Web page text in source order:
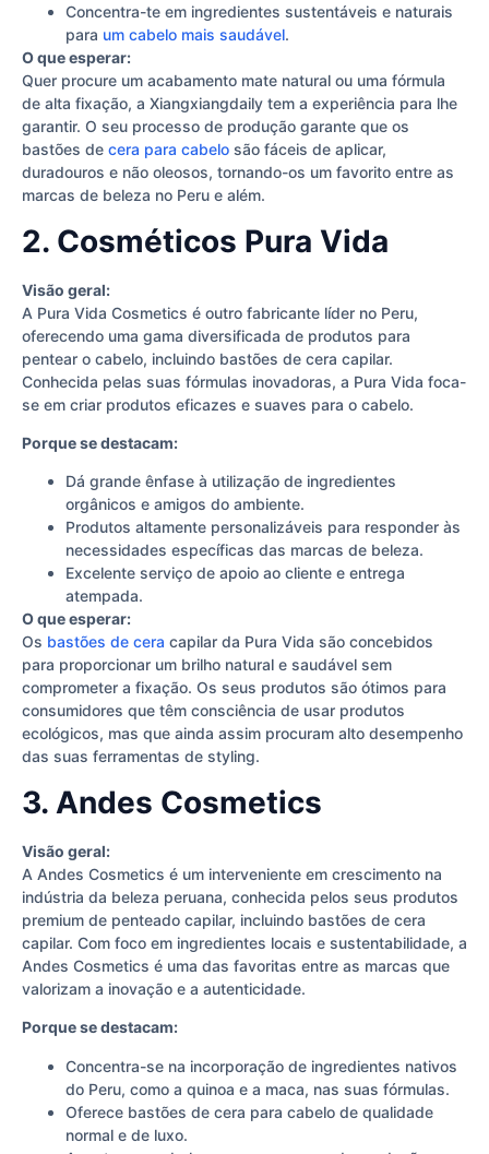
Concentra-te em ingredientes sustentáveis e naturais
para um cabelo mais saudável.
O que esperar:
Quer procure um acabamento mate natural ou uma fórmula
de alta fixação, a Xiangxiangdaily tem a experiência para lhe
garantir. O seu processo de produção garante que os
bastões de cera para cabelo são fáceis de aplicar,
duradouros e não oleosos, tornando-os um favorito entre as
marcas de beleza no Peru e além.
2. Cosméticos Pura Vida
Visão geral:
A Pura Vida Cosmetics é outro fabricante líder no Peru,
oferecendo uma gama diversificada de produtos para
pentear o cabelo, incluindo bastões de cera capilar.
Conhecida pelas suas fórmulas inovadoras, a Pura Vida foca-
se em criar produtos eficazes e suaves para o cabelo.
Porque se destacam:
Dá grande ênfase à utilização de ingredientes
orgânicos e amigos do ambiente.
Produtos altamente personalizáveis para responder às
necessidades específicas das marcas de beleza.
Excelente serviço de apoio ao cliente e entrega
atempada.
O que esperar:
Os bastões de cera capilar da Pura Vida são concebidos
para proporcionar um brilho natural e saudável sem
comprometer a fixação. Os seus produtos são ótimos para
consumidores que têm consciência de usar produtos
ecológicos, mas que ainda assim procuram alto desempenho
das suas ferramentas de styling.
3. Andes Cosmetics
Visão geral:
A Andes Cosmetics é um interveniente em crescimento na
indústria da beleza peruana, conhecida pelos seus produtos
premium de penteado capilar, incluindo bastões de cera
capilar. Com foco em ingredientes locais e sustentabilidade, a
Andes Cosmetics é uma das favoritas entre as marcas que
valorizam a inovação e a autenticidade.
Porque se destacam:
Concentra-se na incorporação de ingredientes nativos
do Peru, como a quinoa e a maca, nas suas fórmulas.
Oferece bastões de cera para cabelo de qualidade
normal e de luxo.